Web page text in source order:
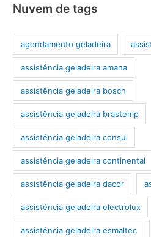
Nuvem de tags
agendamento geladeira
assistência geladeira amana
assistência geladeira bosch
assistência geladeira brastemp
assistência geladeira consul
assistência geladeira continental
assistência geladeira dacor
assistência geladeira electrolux
assistência geladeira esmaltec